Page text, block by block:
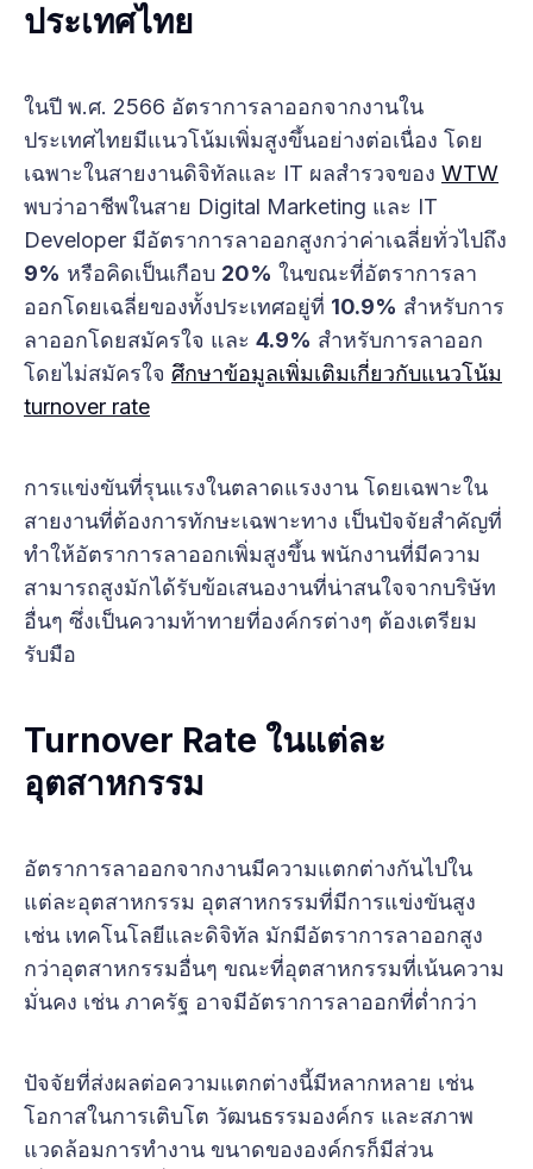
ประเทศไทย
ในปี พ.ศ. 2566 อัตราการลาออกจากงานใน
ประเทศไทยมีแนวโน้มเพิ่มสูงขึ้นอย่างต่อเนื่อง โดย
เฉพาะในสายงานดิจิทัลและ IT ผลสำรวจของ WTW
พบว่าอาชีพในสาย Digital Marketing และ IT
Developer มีอัตราการลาออกสูงกว่าค่าเฉลี่ยทั่วไปถึง
9% หรือคิดเป็นเกือบ 20% ในขณะที่อัตราการลา
ออกโดยเฉลี่ยของทั้งประเทศอยู่ที่ 10.9% สำหรับการ
ลาออกโดยสมัครใจ และ 4.9% สำหรับการลาออก
โดยไม่สมัครใจ ศึกษาข้อมูลเพิ่มเติมเกี่ยวกับแนวโน้ม
turnover rate
การแข่งขันที่รุนแรงในตลาดแรงงาน โดยเฉพาะใน
สายงานที่ต้องการทักษะเฉพาะทาง เป็นปัจจัยสำคัญที่
ทำให้อัตราการลาออกเพิ่มสูงขึ้น พนักงานที่มีความ
สามารถสูงมักได้รับข้อเสนองานที่น่าสนใจจากบริษัท
อื่นๆ ซึ่งเป็นความท้าทายที่องค์กรต่างๆ ต้องเตรียม
รับมือ
Turnover Rate ในแต่ละ
อุตสาหกรรม
อัตราการลาออกจากงานมีความแตกต่างกันไปใน
แต่ละอุตสาหกรรม อุตสาหกรรมที่มีการแข่งขันสูง
เช่น เทคโนโลยีและดิจิทัล มักมีอัตราการลาออกสูง
กว่าอุตสาหกรรมอื่นๆ ขณะที่อุตสาหกรรมที่เน้นความ
มั่นคง เช่น ภาครัฐ อาจมีอัตราการลาออกที่ต่ำกว่า
ปัจจัยที่ส่งผลต่อความแตกต่างนี้มีหลากหลาย เช่น
โอกาสในการเติบโต วัฒนธรรมองค์กร และสภาพ
แวดล้อมการทำงาน ขนาดขององค์กรก็มีส่วน